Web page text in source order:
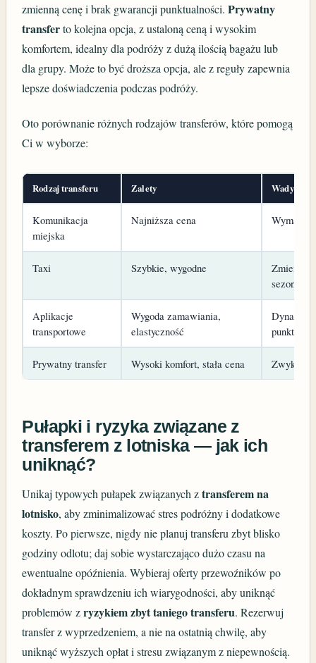
zmienną cenę i brak gwarancji punktualności.Prywatny
transferto kolejna opcja, z ustaloną ceną i wysokim
komfortem, idealny dla podróży z dużą ilością bagażu lub
dla grupy. Może to być droższa opcja, ale z reguły zapewnia
lepsze doświadczenia podczas podróży.
Oto porównanie różnych rodzajów transferów, które pomogą
Ci w wyborze:
Rodzaj transferu Zalety Wady
Komunikacja
miejska
Najniższa cena Wymaga
Taxi Szybkie, wygodne
Zmienne
sezonie
Aplikacje
transportowe
Wygoda zamawiania,
elastyczność
Prywatny transfer Wysoki komfort, stała cena Zwykle
Pułapki i ryzyka związane z
transferem z lotniska — jak ich
uniknąć?
Unikaj typowych pułapek związanych ztransferem na
lotnisko, aby zminimalizować stres podróżny i dodatkowe
koszty. Po pierwsze, nigdy nie planuj transferu zbyt blisko
godziny odlotu; daj sobie wystarczająco dużo czasu na
ewentualne opóźnienia. Wybieraj oferty przewoźników po
dokładnym sprawdzeniu ich wiarygodności, aby uniknąć
problemów zryzykiem zbyt taniego transferu. Rezerwuj
transfer z wyprzedzeniem, a nie na ostatnią chwilę, aby
uniknąć wyższych opłat i stresu związanym z niepewnością.